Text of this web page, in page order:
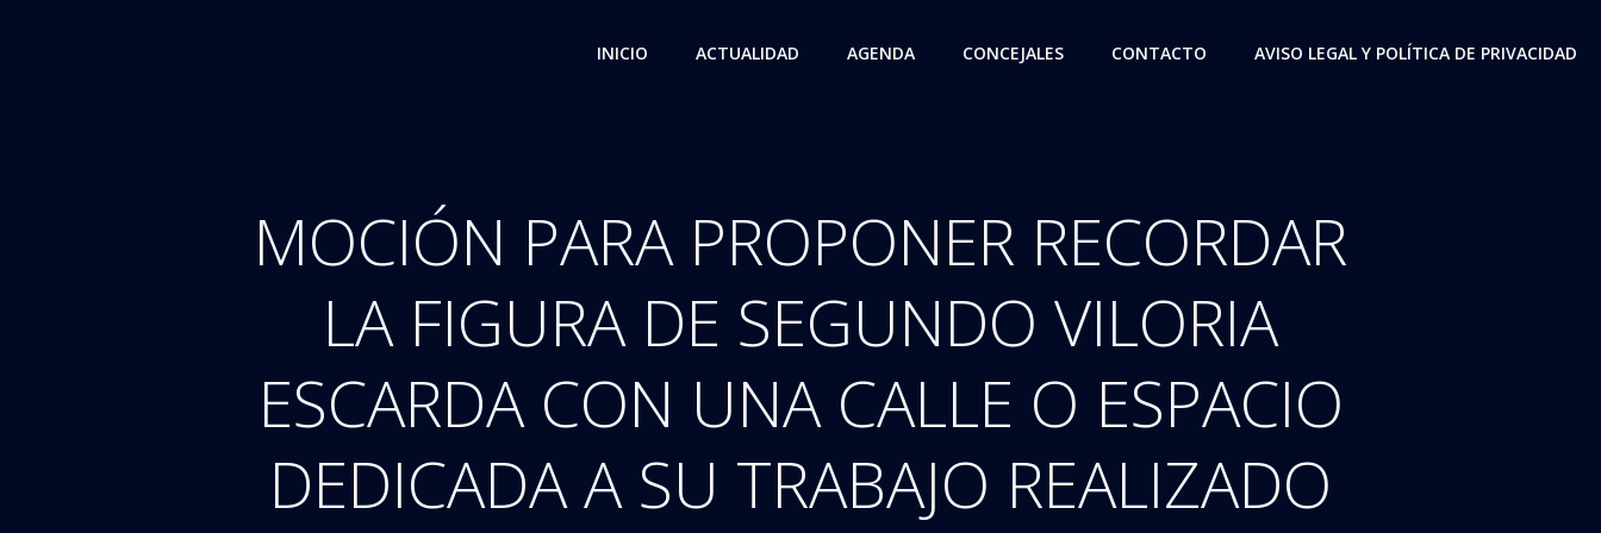
INICIO ACTUALIDAD AGENDA CONCEJALES CONTACTO AVISO LEGAL Y POLÍTICA DE PRIVACIDAD
MOCIÓN PARA PROPONER RECORDAR
LA FIGURA DE SEGUNDO VILORIA
ESCARDA CON UNA CALLE O ESPACIO
DEDICADA A SU TRABAJO REALIZADO